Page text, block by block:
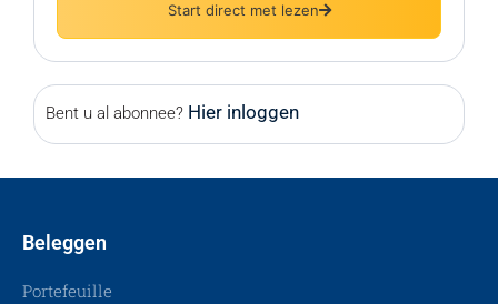
Start direct met lezen
Bent u al abonnee? Hier inloggen
Beleggen
Portefeuille